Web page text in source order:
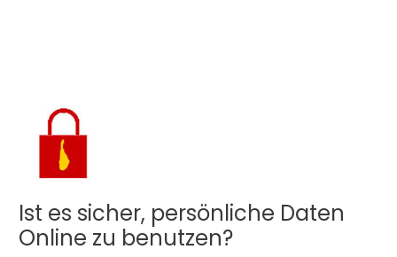
Ist es sicher, persönliche Daten
Online zu benutzen?